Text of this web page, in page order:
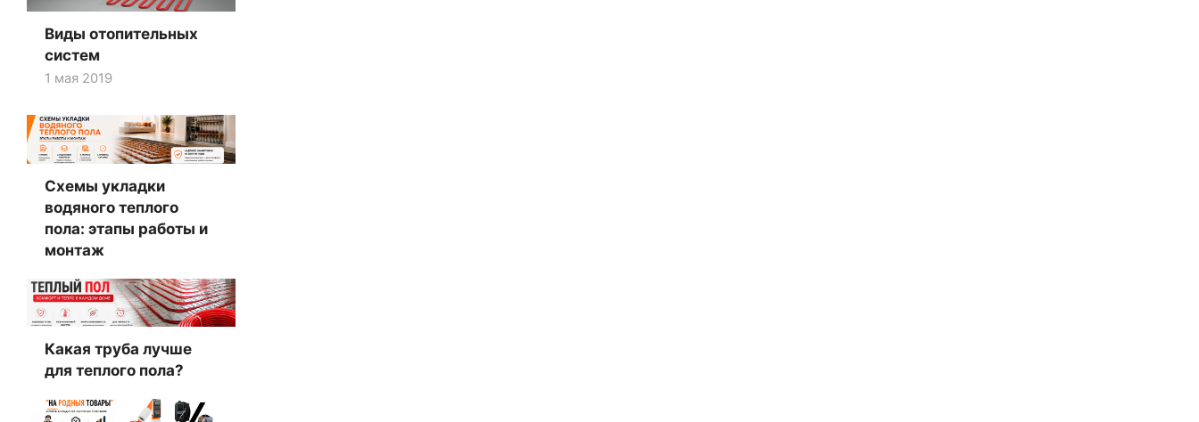
Виды отопительных
систем
1 мая 2019
Схемы укладки
водяного теплого
пола: этапы работы и
монтаж
Какая труба лучше
для теплого пола?